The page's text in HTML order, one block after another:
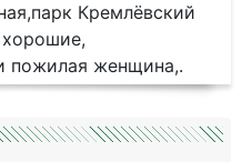
Кремлёвский
пожилая женщина,.